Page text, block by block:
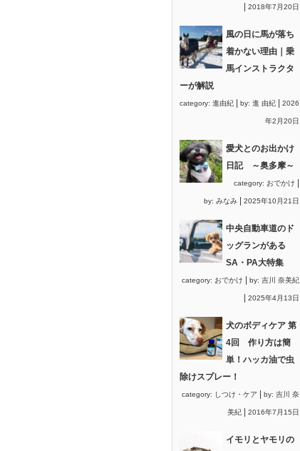
2018年7月20日
風の日に馬が落ち
着かない理由｜乗
馬インストラクタ
ーが解説
category: 進由紀 by: 進 由紀 2026
年2月20日
愛犬とのお出かけ
日記 ～奥多摩～
category: おでかけ
by: みなみ 2025年10月21日
中央自動車道のド
ッグランがある
SA・PA大特集
category: おでかけ by: 吉川 奈美紀
2025年4月13日
犬のボディケア 第
4回 作り方は簡
単！ハッカ油で虫
除けスプレー！
category: しつけ・ケア by: 吉川 奈
美紀 2016年7月15日
イモリとヤモリの